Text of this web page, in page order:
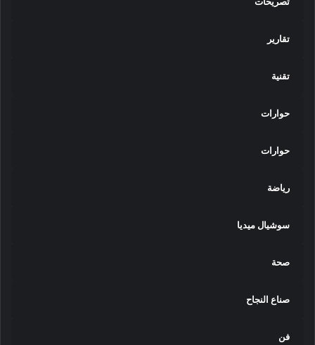
تقارير
تقنية
حوارات
حوارات
رياضة
سوشيال ميديا
صحة
صناع النجاح
فن